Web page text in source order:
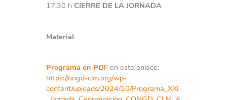
17:30 h CIERRE DE LA JORNADA
Material:
Programa en PDFen este enlace:
https://ongd-clm.org/wp-
content/uploads/2024/10/Programa_XXI